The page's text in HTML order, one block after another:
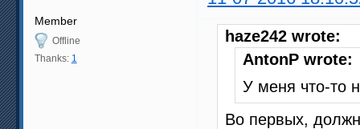
Member
Offline
Thanks: 1
haze242 wrote:
AntonP wrote:
У меня что-то
Во первых,